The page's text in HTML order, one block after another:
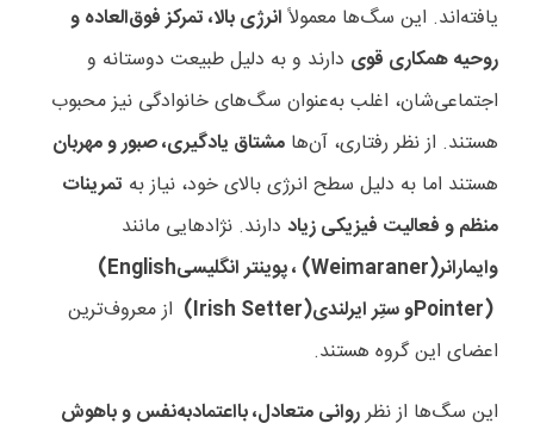
یافته‌اند. این سگ‌ها معمولاًانرژی بالا، تمرکز فوق‌العاده و
روحیه همکاری قوی دارند و به دلیل طبیعت دوستانه و
اجتماعی‌شان، اغلب به‌عنوان سگ‌های خانوادگی نیز محبوب
هستند. از نظر رفتاری، آن‌ها مشتاق یادگیری، صبور و مهربان
هستند اما به دلیل سطح انرژی بالای خود، نیاز به تمرینات
منظم و فعالیت فیزیکی زیاد دارند. نژادهایی مانند
وایمارانر(Weimaraner) ، پوینتر انگلیسی(English
Pointer)و ستِر ایرلندی(Irish Setter) از معروف‌ترین
اعضای این گروه هستند.
این سگ‌ها از نظرروانی متعادل، بااعتمادبه‌نفس و باهوش